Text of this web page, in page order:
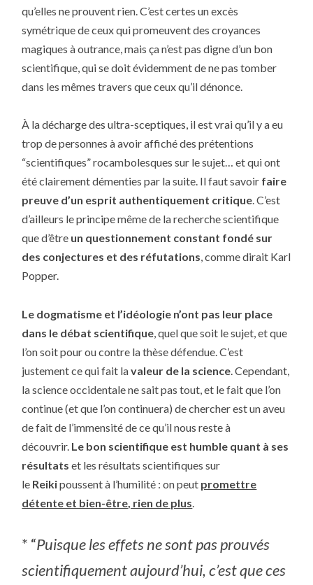
qu’elles ne prouvent rien. C’est certes un excès
symétrique de ceux qui promeuvent des croyances
magiques à outrance, mais ça n’est pas digne d’un bon
scientifique, qui se doit évidemment de ne pas tomber
dans les mêmes travers que ceux qu’il dénonce.
À la décharge des ultra-sceptiques, il est vrai qu’il y a eu
trop de personnes à avoir affiché des prétentions
“scientifiques” rocambolesques sur le sujet… et qui ont
été clairement démenties par la suite. Il faut savoir faire
preuve d’un esprit authentiquement critique. C’est
d’ailleurs le principe même de la recherche scientifique
que d’être un questionnement constant fondé sur
des conjectures et des réfutations, comme dirait Karl
Popper.
Le dogmatisme et l’idéologie n’ont pas leur place
dans le débat scientifique , quel que soit le sujet, et que
l’on soit pour ou contre la thèse défendue. C’est
justement ce qui fait lavaleur de la science . Cependant,
la science occidentale ne sait pas tout, et le fait que l’on
continue (et que l’on continuera) de chercher est un aveu
de fait de l’immensité de ce qu’il nous reste à
découvrir. Le bon scientifique est humble quant à ses
résultats et les résultats scientifiques sur
le Reikipoussent à l’humilité : on peut promettre
détente et bien-être, rien de plus
* “Puisque les effets ne sont pas prouvés
scientifiquement aujourd’hui, c’est que ces